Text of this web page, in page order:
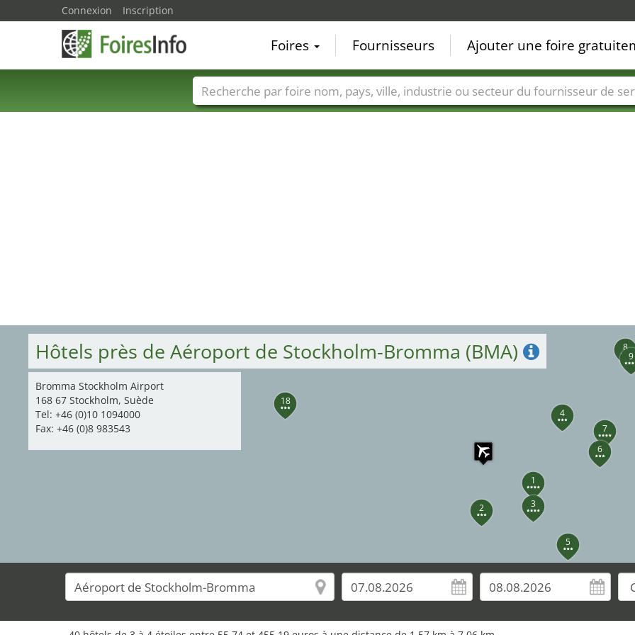
1
2 3
4
5
6
7
8
9
18
Hôtels près de Aéroport de Stockholm-Bromma (BMA)
Bromma Stockholm Airport
168 67 Stockholm, Suède
Tel: +46 (0)10 1094000
Fax: +46 (0)8 983543
Connexion Inscription
Foires Fournisseurs Ajouter une foire
Foire noms Pays Villes Secteurs de foire Secteurs du fournisseur de